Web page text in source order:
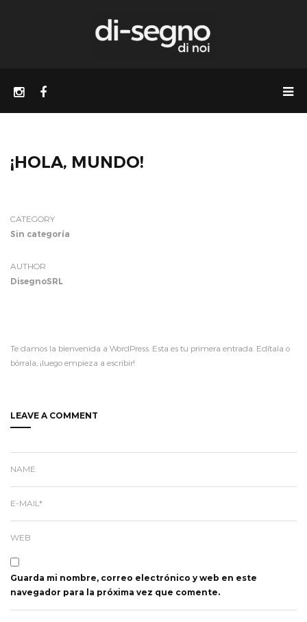
¡HOLA, MUNDO!
CATEGORY
Sin categoría
AUTHOR
DisegnoSRL
Te damos la bienvenida a WordPress. Esta es tu primera entrada. Edítala o
bórrala, ¡luego empieza a escribir!
LEAVE A COMMENT
NAME
E-MAIL*
WEB
Guarda mi nombre, correo electrónico y web en este
navegador para la próxima vez que comente.